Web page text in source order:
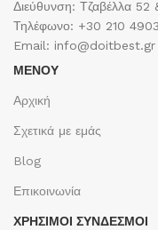
Διεύθυνση: Τζαβέλλα 52
Τηλέφωνο: +30 210
Email: info@doitbest.gr
ΜΕΝΟΥ
Αρχική
Σχετικά με εμάς
Blog
Επικοινωνία
ΧΡΉΣΙΜΟΙ ΣΎΝΔΕΣΜΟΙ